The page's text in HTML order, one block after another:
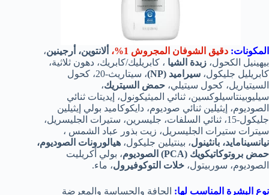
المكونات: دقيق الشوفان المجروش 1%، ألانتوين، أرجينين،
بيهينيل الكحول، زبدة الشيا ، كابريليك/كابريك، دهون ثلاثية،
كابريليل جليكول، سيراميد (NP)
، سيتاريث-20، كحول
السيتياريل، كحول سيتيلي، حمض السيتريك،
سيليوبينتاسيلوكسين، ثنائي الميثيكونول، إيديتات ثنائي
الصوديوم، إيثيلين ثنائي صوديوم، دايكوكاميد بولي إيثيلين
جليكول-15، ثنائي السلفات، جليسرين، ستيرات الجليسريل،
سيترات ستيرات الجليسريل، زيت بذور عباد الشمس ،
نيانسينامايد، بانثينول، بينتيلين جليكول، هيالورونات الصوديوم،
حمض بروتوكاتيكويك (PCA) الصوديوم
، بولي أكريليت
الصوديوم، سوربيتول، خلات التوكوفيرول، ماء.
نوع البشرة المناسب لها: الجافة والحساسة والمعرضة